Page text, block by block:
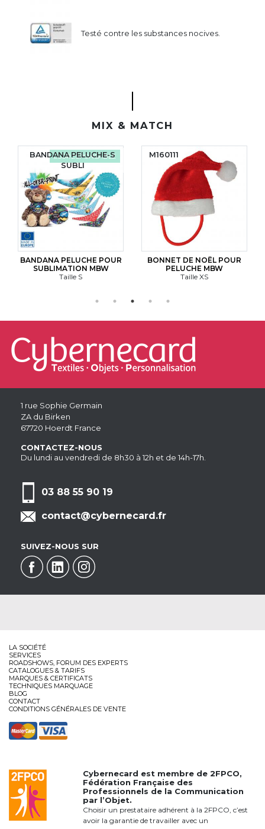
Testé contre les substances nocives.
MIX & MATCH
ÉCORESPONSABLE
BANDANA PELUCHE POUR
SUBLIMATION MBW
Taille S
BANDANA PELUCHE-S
SUBLI
BONNET DE NOËL POUR
PELUCHE MBW
Taille XS
M160111
1 rue Sophie Germain
ZA du Birken
67720 Hoerdt France
CONTACTEZ-NOUS
Du lundi au vendredi de 8h30 à 12h et de 14h-17h.
03 88 55 90 19
contact@cybernecard.fr
SUIVEZ-NOUS SUR
LA SOCIÉTÉ
SERVICES
ROADSHOWS, FORUM DES EXPERTS
CATALOGUES & TARIFS
MARQUES & CERTIFICATS
TECHNIQUES MARQUAGE
BLOG
CONTACT
CONDITIONS GÉNÉRALES DE VENTE
Cybernecard est membre de2FPCO,
Fédération Française des
Professionnels de la Communication
par l’Objet.
Choisir un prestataire adhérent à la 2FPCO, c’est
avoir la garantie de travailler avec un